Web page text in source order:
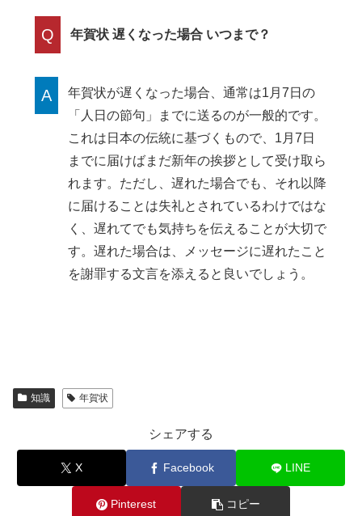
Q 年賀状 遅くなった場合 いつまで？
A
年賀状が遅くなった場合、通常は1月7日の
「人日の節句」までに送るのが一般的です。
これは日本の伝統に基づくもので、1月7日
までに届けばまだ新年の挨拶として受け取ら
れます。ただし、遅れた場合でも、それ以降
に届けることは失礼とされているわけではな
く、遅れてでも気持ちを伝えることが大切で
す。遅れた場合は、メッセージに遅れたこと
を謝罪する文言を添えると良いでしょう。
知識 年賀状
シェアする
X Facebook LINE
Pinterest コピー